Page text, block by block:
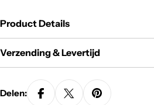
Product Details
Verzending & Levertijd
Delen: